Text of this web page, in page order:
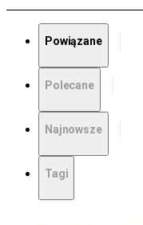
Powiązane
Polecane
Najnowsze
Tagi